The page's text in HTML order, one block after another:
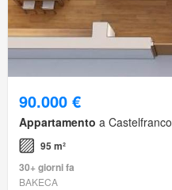
90.000 €
Appartamento a
95 m²
30+ giorni fa
BAKECA